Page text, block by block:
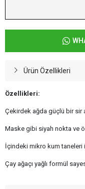
Ürün Özellikleri
Özellikleri:
Çekirdek ağda güçlü bir sir
Maske gibi siyah nokta ve
İçindeki mikro kum taneleri
Çay ağaçı yağlı formül